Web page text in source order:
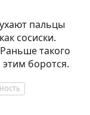
пальцы
сосиски.
такого
боротся.